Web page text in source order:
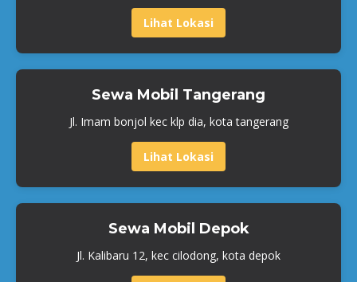
Lihat Lokasi
Sewa Mobil Tangerang
Jl. Imam bonjol kec klp dia, kota tangerang
Lihat Lokasi
Sewa Mobil Depok
Jl. Kalibaru 12, kec cilodong, kota depok